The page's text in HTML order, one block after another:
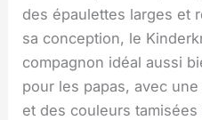
des épaulettes larges et
sa conception, le
compagnon idéal aussi
pour les papas, avec
et des couleurs tamisées